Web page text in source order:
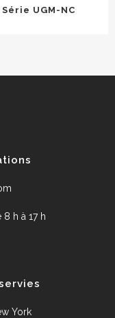
Série UGM-NC
h à 17 h
York